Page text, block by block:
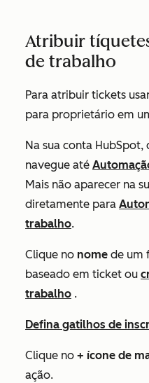
Atribuir
de trabalho
Para atribuir tickets
para proprietário em
Na sua conta HubSpot,
navegue até
Mais não aparecer na
diretamente para
trabalho.
Clique no nome de um
baseado em ticket ou
trabalho .
Defina gatilhos de
Clique no + ícone de
ação.